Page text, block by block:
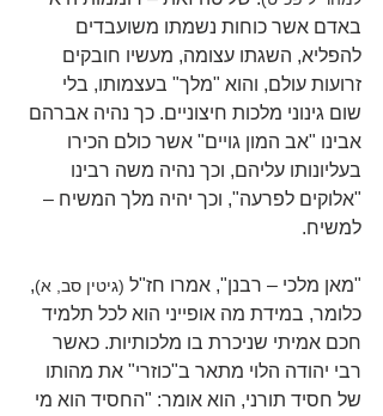
באדם אשר כוחות נשמתו משועבדים
להפליא, השגתו עצומה, מעשיו חובקים
זרועות עולם, והוא "מלך" בעצמותו, בלי
שום גינוני מלכות חיצוניים. כך נהיה אברהם
אבינו "אב המון גויים" אשר כולם הכירו
בעליונותו עליהם, וכך נהיה משה רבינו
"אלוקים לפרעה", וכך יהיה מלך המשיח –
למשיח.
"מאן מלכי – רבנן", אמרו חז"ל (גיטין סב, א),
כלומר, במידת מה אופייני הוא לכל תלמיד
חכם אמיתי שניכרת בו מלכותיות. כאשר
רבי יהודה הלוי מתאר ב"כוזרי" את מהותו
של חסיד תורני, הוא אומר: "החסיד הוא מי